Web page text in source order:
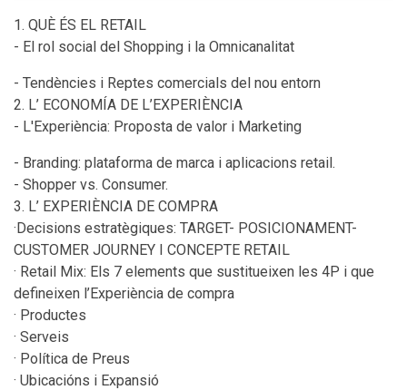
1. QUÈ ÉS EL RETAIL
- El rol social del Shopping i la Omnicanalitat
- Tendències i Reptes comercials del nou entorn
2. L’ ECONOMÍA DE L’EXPERIÈNCIA
- L'Experiència: Proposta de valor i Marketing
- Branding: plataforma de marca i aplicacions retail.
- Shopper vs. Consumer.
3. L’ EXPERIÈNCIA DE COMPRA
·Decisions estratègiques: TARGET- POSICIONAMENT-
CUSTOMER JOURNEY I CONCEPTE RETAIL
· Retail Mix: Els 7 elements que sustitueixen les 4P i que
defineixen l’Experiència de compra
· Productes
· Serveis
· Política de Preus
· Ubicacións i Expansió